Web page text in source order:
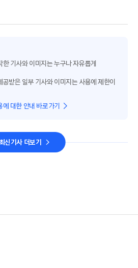
기사와 이미지는 누구나 자유롭게
받은 일부 기사와 이미지는 사용에 제한이
대한 안내 바로가기
신기사 더보기